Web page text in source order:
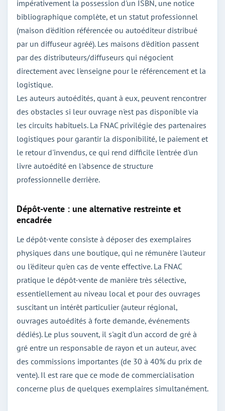
impérativement la possession d'un ISBN, une notice
bibliographique complète, et un statut professionnel
(maison d'édition référencée ou autoéditeur distribué
par un diffuseur agréé). Les maisons d'édition passent
par des distributeurs/diffuseurs qui négocient
directement avec l'enseigne pour le référencement et la
logistique.
Les auteurs autoédités, quant à eux, peuvent rencontrer
des obstacles si leur ouvrage n'est pas disponible via
les circuits habituels. La FNAC privilégie des partenaires
logistiques pour garantir la disponibilité, le paiement et
le retour d'invendus, ce qui rend difficile l'entrée d'un
livre autoédité en l'absence de structure
professionnelle derrière.
Dépôt-vente : une alternative restreinte et
encadrée
Le dépôt-vente consiste à déposer des exemplaires
physiques dans une boutique, qui ne rémunère l'auteur
ou l'éditeur qu'en cas de vente effective. La FNAC
pratique le dépôt-vente de manière très sélective,
essentiellement au niveau local et pour des ouvrages
suscitant un intérêt particulier (auteur régional,
ouvrages autoédités à forte demande, événements
dédiés). Le plus souvent, il s'agit d'un accord de gré à
gré entre un responsable de rayon et un auteur, avec
des commissions importantes (de 30 à 40% du prix de
vente). Il est rare que ce mode de commercialisation
concerne plus de quelques exemplaires simultanément.